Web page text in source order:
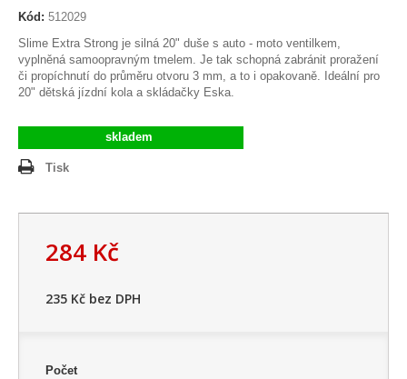
Kód: 512029
Slime Extra Strong je silná 20" duše s auto - moto ventilkem,
vyplněná samoopravným tmelem. Je tak schopná zabránit proražení
či propíchnutí do průměru otvoru 3 mm, a to i opakovaně. Ideální pro
20" dětská jízdní kola a skládačky Eska.
skladem
Tisk
284 Kč
235 Kč bez DPH
Počet